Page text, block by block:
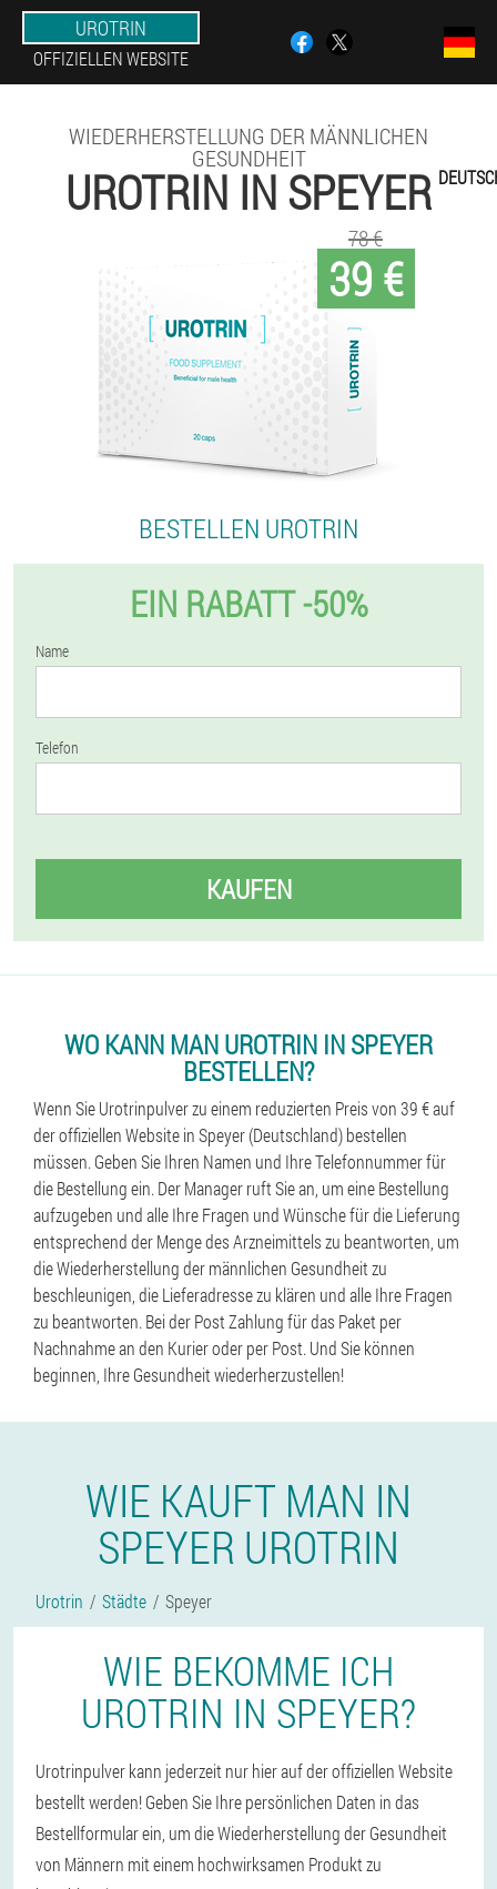
UROTRIN
OFFIZIELLEN WEBSITE
WIEDERHERSTELLUNG DER MÄNNLICHEN
GESUNDHEIT
UROTRIN IN SPEYER
39 €
78 €
BESTELLEN UROTRIN
EIN RABATT -50%
Name
Telefon
KAUFEN
WO KANN MAN UROTRIN IN SPEYER
BESTELLEN?
Wenn Sie Urotrinpulver zu einem reduzierten Preis von 39 € auf
der offiziellen Website in Speyer (Deutschland) bestellen
müssen. Geben Sie Ihren Namen und Ihre Telefonnummer für
die Bestellung ein. Der Manager ruft Sie an, um eine Bestellung
aufzugeben und alle Ihre Fragen und Wünsche für die Lieferung
entsprechend der Menge des Arzneimittels zu beantworten, um
die Wiederherstellung der männlichen Gesundheit zu
beschleunigen, die Lieferadresse zu klären und alle Ihre Fragen
zu beantworten. Bei der Post Zahlung für das Paket per
Nachnahme an den Kurier oder per Post. Und Sie können
beginnen, Ihre Gesundheit wiederherzustellen!
WIE KAUFT MAN IN
SPEYER UROTRIN
Urotrin Städte Speyer
WIE BEKOMME ICH
UROTRIN IN SPEYER?
Urotrinpulver kann jederzeit nur hier auf der offiziellen Website
bestellt werden! Geben Sie Ihre persönlichen Daten in das
Bestellformular ein, um die Wiederherstellung der Gesundheit
von Männern mit einem hochwirksamen Produkt zu